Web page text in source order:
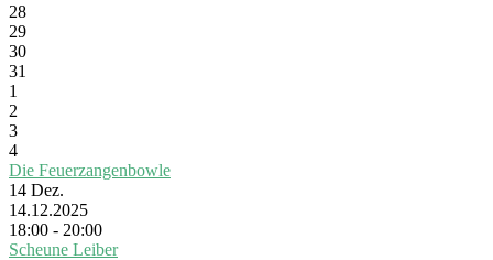
28
29
30
31
1
2
3
4
Die Feuerzangenbowle
14 Dez.
14.12.2025
18:00 - 20:00
Scheune Leiber